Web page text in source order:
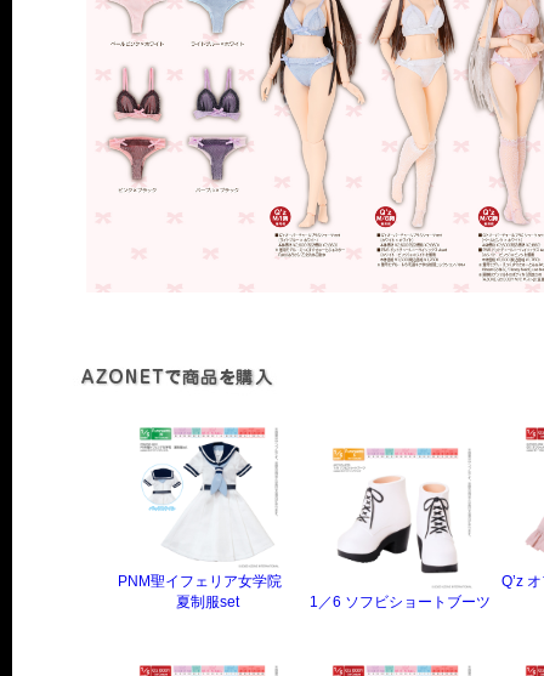
PNM聖イフェリア女学院
夏制服set
1／6 ソフビショートブーツ
Q’z